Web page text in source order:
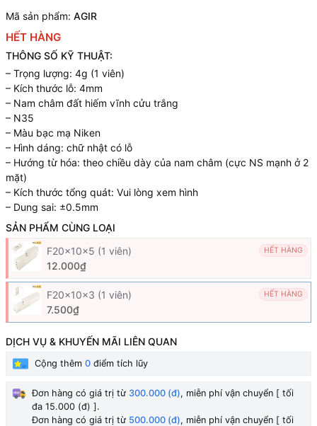
Mã sản phẩm: AGIR
HẾT HÀNG
THÔNG SỐ KỸ THUẬT:
– Trọng lượng: 4g (1 viên)
– Kích thước lỗ: 4mm
– Nam châm đất hiếm vĩnh cửu trắng
– N35
– Màu bạc mạ Niken
– Hình dáng: chữ nhật có lỗ
– Hướng từ hóa: theo chiều dày của nam châm (cực NS mạnh ở 2
mặt)
– Kích thước tổng quát: Vui lòng xem hình
– Dung sai: ±0.5mm
SẢN PHẨM CÙNG LOẠI
F20x10x5 (1 viên)
HẾT HÀNG
12.000₫
F20x10x3 (1 viên) HẾT HÀNG
7.500₫
DỊCH VỤ & KHUYẾN MÃI LIÊN QUAN
Cộng thêm 0 điểm tích lũy
Đơn hàng có giá trị từ 300.000 (đ), miễn phí vận chuyển [ tối
đa 15.000 (đ) ].
Đơn hàng có giá trị từ 500.000 (đ), miễn phí vận chuyển [ tối